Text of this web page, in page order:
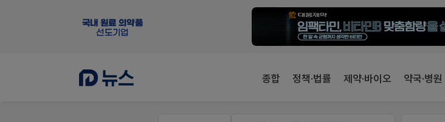
종합 정책·법률 제약·바이오 약국·병원